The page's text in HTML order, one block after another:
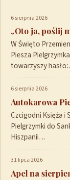
6 sierpnia 2026
„Oto ja, poślij
W Święto
Piesza
towarzyszy
6 sierpnia 2026
Autokarowa
Czcigodni Księża i
Pielgrzymki do
Hiszpanii…
31 lipca 2026
Apel na